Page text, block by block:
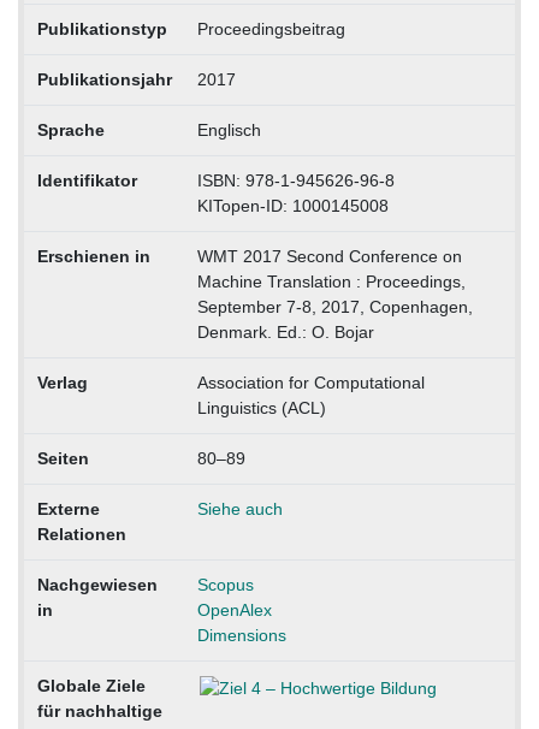
Publikationstyp Proceedingsbeitrag
Publikationsjahr 2017
Sprache Englisch
Identifikator
ISBN: 978-1-945626-96-8
KITopen-ID: 1000145008
Erschienen in
WMT 2017 Second Conference on
Machine Translation : Proceedings,
September 7-8, 2017, Copenhagen,
Denmark. Ed.: O. Bojar
Verlag
Association for Computational
Linguistics (ACL)
Seiten 80–89
Externe
Relationen
Siehe auch
Nachgewiesen
in
Scopus
OpenAlex
Dimensions
Globale Ziele
für nachhaltige